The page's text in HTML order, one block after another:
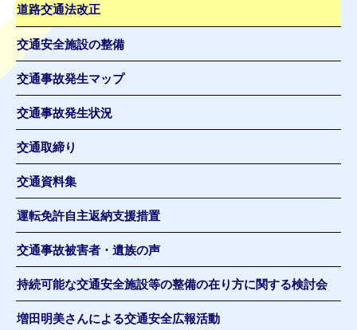
道路交通法改正
交通安全施設の整備
交通事故発生マップ
交通事故発生状況
交通取締り
交通資料集
運転免許自主返納支援措置
交通事故被害者・遺族の声
持続可能な交通安全施設等の整備の在り方に関する検討会
増田明美さんによる交通安全広報活動